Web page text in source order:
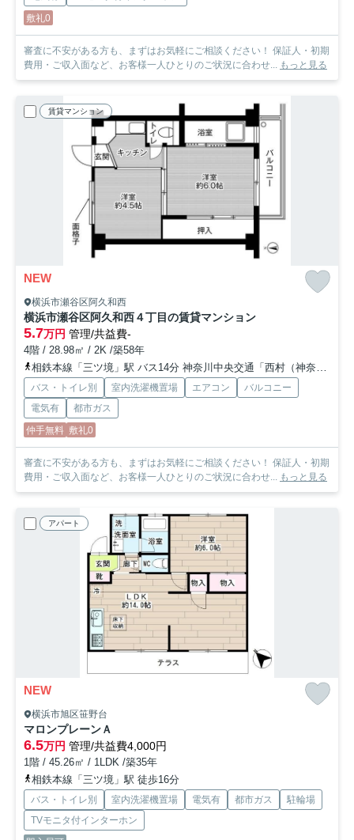
敷礼0
審査に不安がある方も、まずはお気軽にご相談ください！ 保証人・初期
費用・ご収入面など、お客様一人ひとりのご状況に合わせ... もっと見る
賃貸マンション
NEW
横浜市瀬谷区阿久和西
横浜市瀬谷区阿久和西４丁目の賃貸マンション
5.7万円 管理/共益費-
4階 / 28.98㎡ / 2K /築58年
相鉄本線「三ツ境」駅 バス14分 神奈川中央交通「西村（神奈川県）」 停歩2分
バス・トイレ別 室内洗濯機置場 エアコン
バルコニー
電気有
都市ガス
仲手無料 敷礼0
審査に不安がある方も、まずはお気軽にご相談ください！ 保証人・初期
費用・ご収入面など、お客様一人ひとりのご状況に合わせ... もっと見る
アパート
NEW
横浜市旭区笹野台
マロンプレーンＡ
6.5万円 管理/共益費4,000円
1階 / 45.26㎡ / 1LDK /築35年
相鉄本線「三ツ境」駅 徒歩16分
バス・トイレ別 室内洗濯機置場 電気有 都市ガス
駐輪場
TVモニタ付インターホン